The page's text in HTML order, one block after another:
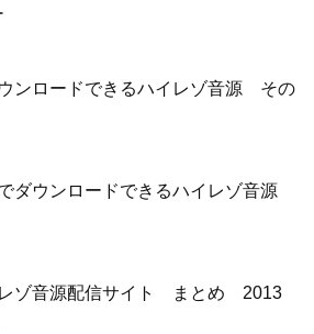
ンロードできるハイレゾ音源 その
ダウンロードできるハイレゾ音源
ゾ音源配信サイト まとめ 2013